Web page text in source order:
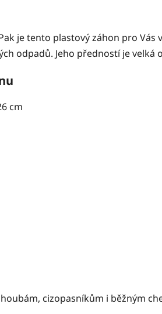
je tento plastový záhon pro
odpadů. Jeho předností je
cm
cizopasníkům i běžným